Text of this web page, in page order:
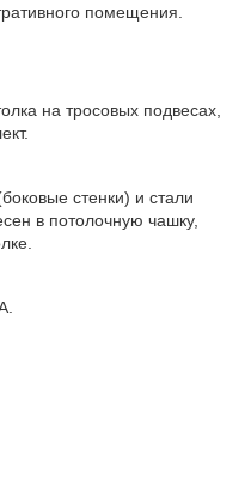
помещения.
на тросовых подвесах,
стенки) и стали
в потолочную чашку,